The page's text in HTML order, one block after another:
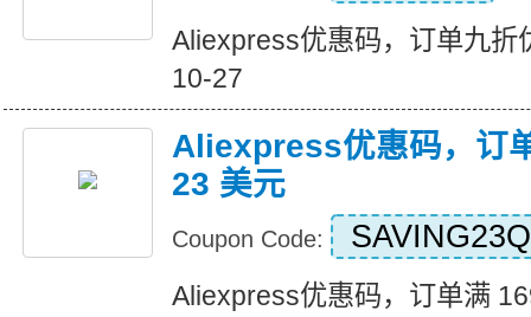
Aliexpress优惠码，订单九折
10-27
Aliexpress优惠码，订
23 美元
Coupon Code: SAVING23Q
Aliexpress优惠码，订单满